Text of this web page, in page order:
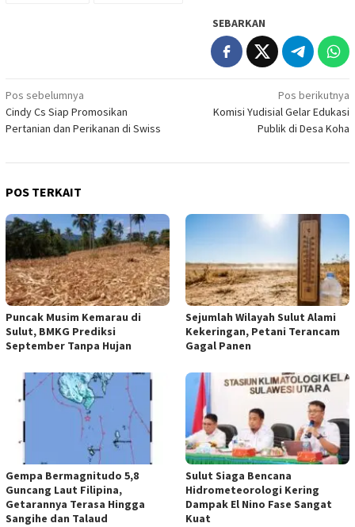
SEBARKAN
Navigasi
pos
Pos sebelumnya
Cindy Cs Siap Promosikan
Pertanian dan Perikanan di Swiss
Pos berikutnya
Komisi Yudisial Gelar Edukasi
Publik di Desa Koha
POS TERKAIT
Puncak Musim Kemarau di
Sulut, BMKG Prediksi
September Tanpa Hujan
Sejumlah Wilayah Sulut Alami
Kekeringan, Petani Terancam
Gagal Panen
Gempa Bermagnitudo 5,8
Guncang Laut Filipina,
Getarannya Terasa Hingga
Sangihe dan Talaud
Sulut Siaga Bencana
Hidrometeorologi Kering
Dampak El Nino Fase Sangat
Kuat